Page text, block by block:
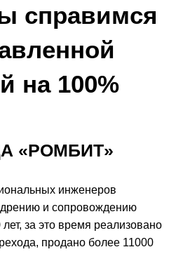
справимся
на 100%
«РОМБИТ»
инженеров
и сопровождению
за это время реализовано
продано более 11000